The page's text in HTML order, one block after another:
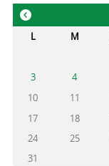
«
L M
3
4
10
11
17
18
24
25
31